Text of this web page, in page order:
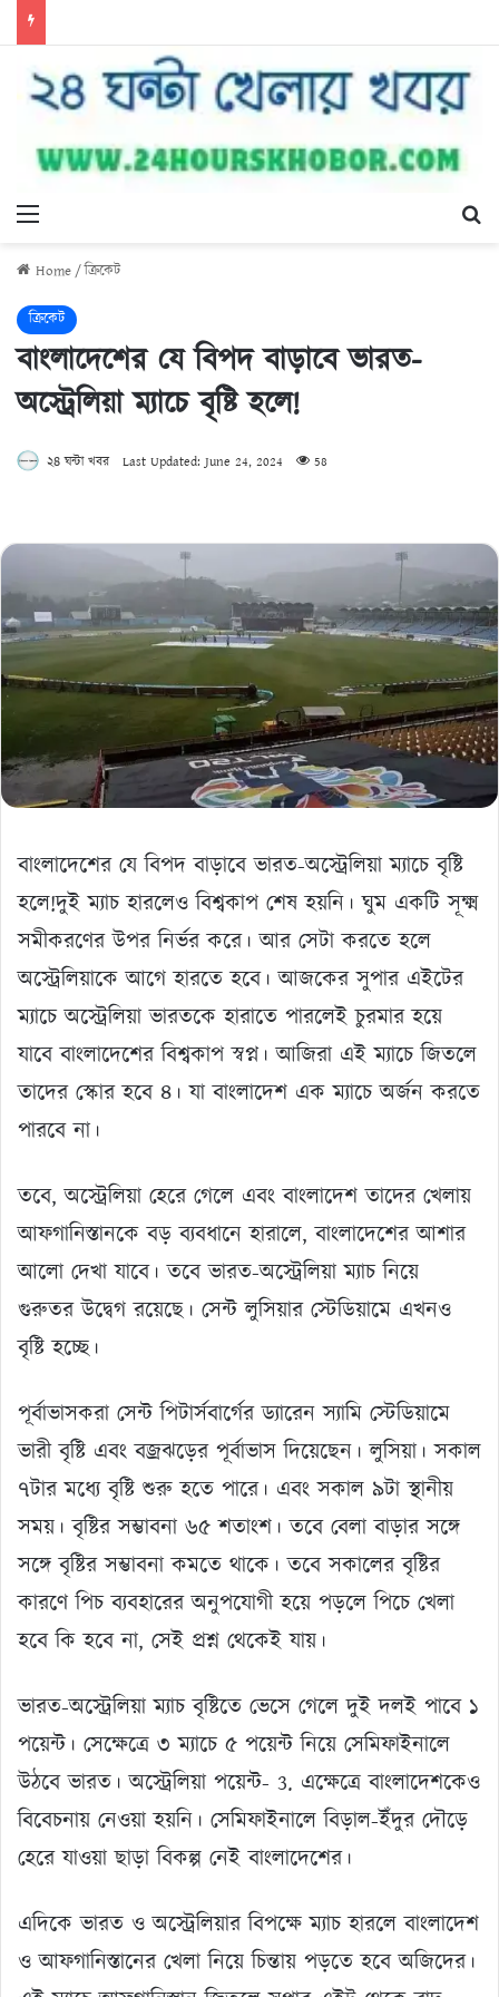
Menu
Home/ক্রিকেট
ক্রিকেট
বাংলাদেশের যে বিপদ বাড়াবে ভারত-
অস্ট্রেলিয়া ম্যাচে বৃষ্টি হলে!
২৪ ঘন্টা খবর Last Updated: June 24, 2024 58
বাংলাদেশের যে বিপদ বাড়াবে ভারত-অস্ট্রেলিয়া ম্যাচে বৃষ্টি
হলে!দুই ম্যাচ হারলেও বিশ্বকাপ শেষ হয়নি। ঘুম একটি সূক্ষ্ম
সমীকরণের উপর নির্ভর করে। আর সেটা করতে হলে
অস্ট্রেলিয়াকে আগে হারতে হবে। আজকের সুপার এইটের
ম্যাচে অস্ট্রেলিয়া ভারতকে হারাতে পারলেই চুরমার হয়ে
যাবে বাংলাদেশের বিশ্বকাপ স্বপ্ন। আজিরা এই ম্যাচে জিতলে
তাদের স্কোর হবে ৪। যা বাংলাদেশ এক ম্যাচে অর্জন করতে
পারবে না।
তবে, অস্ট্রেলিয়া হেরে গেলে এবং বাংলাদেশ তাদের খেলায়
আফগানিস্তানকে বড় ব্যবধানে হারালে, বাংলাদেশের আশার
আলো দেখা যাবে। তবে ভারত-অস্ট্রেলিয়া ম্যাচ নিয়ে
গুরুতর উদ্বেগ রয়েছে। সেন্ট লুসিয়ার স্টেডিয়ামে এখনও
বৃষ্টি হচ্ছে।
পূর্বাভাসকরা সেন্ট পিটার্সবার্গের ড্যারেন স্যামি স্টেডিয়ামে
ভারী বৃষ্টি এবং বজ্রঝড়ের পূর্বাভাস দিয়েছেন। লুসিয়া। সকাল
৭টার মধ্যে বৃষ্টি শুরু হতে পারে। এবং সকাল ৯টা স্থানীয়
সময়। বৃষ্টির সম্ভাবনা ৬৫ শতাংশ। তবে বেলা বাড়ার সঙ্গে
সঙ্গে বৃষ্টির সম্ভাবনা কমতে থাকে। তবে সকালের বৃষ্টির
কারণে পিচ ব্যবহারের অনুপযোগী হয়ে পড়লে পিচে খেলা
হবে কি হবে না, সেই প্রশ্ন থেকেই যায়।
ভারত-অস্ট্রেলিয়া ম্যাচ বৃষ্টিতে ভেসে গেলে দুই দলই পাবে ১
পয়েন্ট। সেক্ষেত্রে ৩ ম্যাচে ৫ পয়েন্ট নিয়ে সেমিফাইনালে
উঠবে ভারত। অস্ট্রেলিয়া পয়েন্ট- 3. এক্ষেত্রে বাংলাদেশকেও
বিবেচনায় নেওয়া হয়নি। সেমিফাইনালে বিড়াল-ইঁদুর দৌড়ে
হেরে যাওয়া ছাড়া বিকল্প নেই বাংলাদেশের।
এদিকে ভারত ও অস্ট্রেলিয়ার বিপক্ষে ম্যাচ হারলে বাংলাদেশ
ও আফগানিস্তানের খেলা নিয়ে চিন্তায় পড়তে হবে অজিদের।